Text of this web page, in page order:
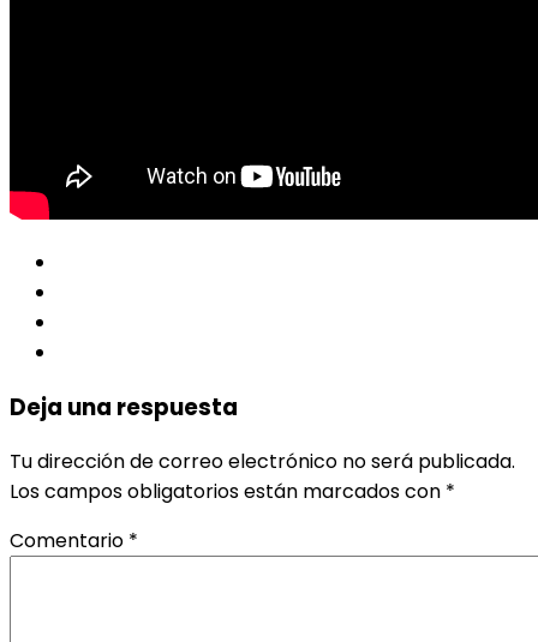
Deja una respuesta
Tu dirección de correo electrónico no será publicada.
Los campos obligatorios están marcados con *
Comentario *